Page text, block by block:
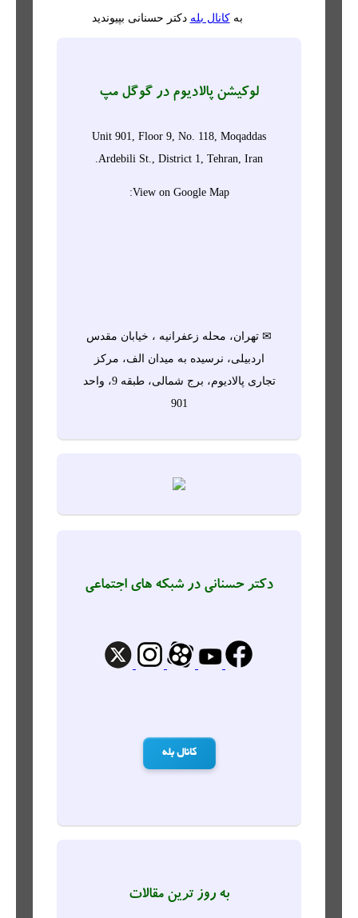
بهکانال بله دکتر حسنانی بپیوندید
لوکیشن پالادیوم در گوگل مپ
Unit 901, Floor 9, No. 118, Moqaddas
Ardebili St., District 1, Tehran, Iran.
View on Google Map:
✉ تهران، محله زعفرانیه ، خیابان مقدس
اردبیلی، نرسیده به میدان الف، مرکز
تجاری پالادیوم، برج شمالی، طبقه 9، واحد
901
دکتر حسنانی در شبکه های اجتماعی
کانال بله
به روز ترین مقالات